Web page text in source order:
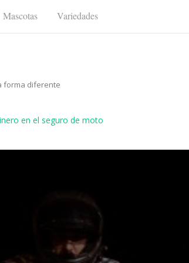
Mascotas Variedades
forma diferente
en el seguro de moto